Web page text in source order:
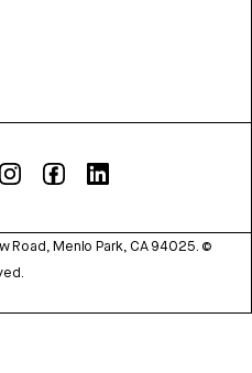
Road, Menlo Park, CA 94025. ©